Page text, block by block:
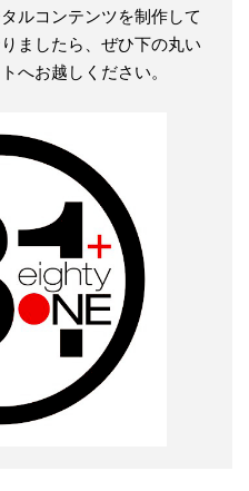
ルコンテンツを制作して
ましたら、ぜひ下の丸い
へお越しください。